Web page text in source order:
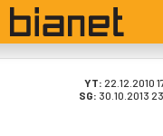
YT: 22.12.2010
SG: 30.10.2013